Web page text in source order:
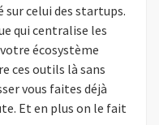
celui des startups.
qui centralise les
écosystème
ces outils là sans
vous faites déjà
Et en plus on le fait